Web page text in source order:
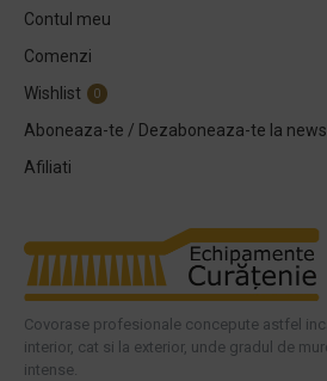
Contul meu
Comenzi
Wishlist
0
Aboneaza-te / Dezaboneaza-te la
Afiliati
Covorase profesionale concepute astfel
interior, cat si la exterior, unde gradul de
intense.